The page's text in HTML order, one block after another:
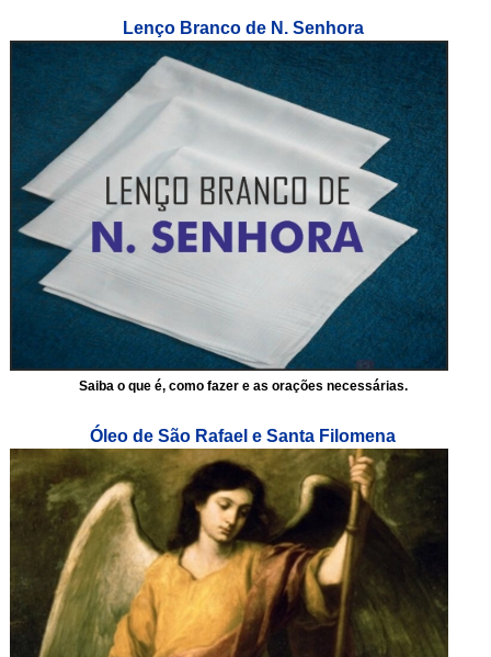
Lenço Branco de N. Senhora
Saiba o que é, como fazer e as orações necessárias.
Óleo de São Rafael e Santa Filomena